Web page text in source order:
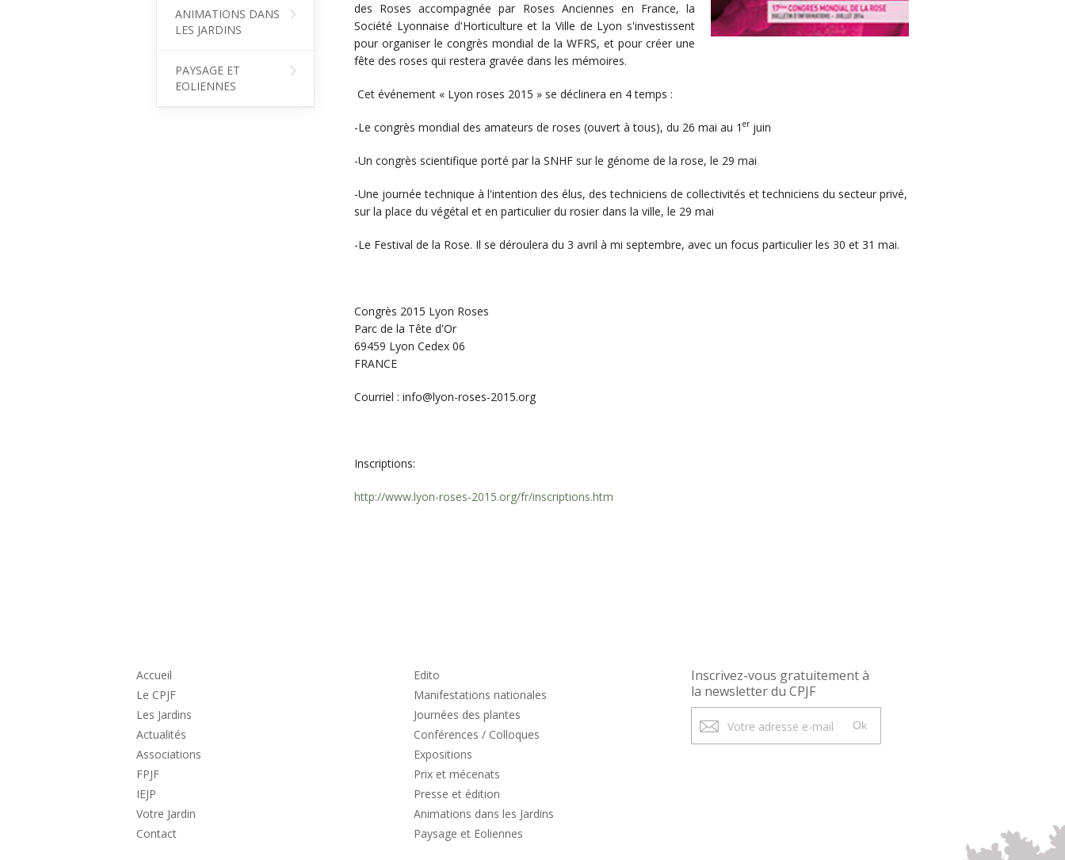
ANIMATIONS DANS
LES JARDINS
PAYSAGE ET
EOLIENNES
des Roses accompagnée par Roses Anciennes en France, la
Société Lyonnaise d'Horticulture et la Ville de Lyon s'investissent
pour organiser le congrès mondial de la WFRS, et pour créer une
fête des roses qui restera gravée dans les mémoires.
Cet événement « Lyon roses 2015 » se déclinera en 4 temps :
-Le congrès mondial des amateurs de roses (ouvert à tous), du 26 mai au 1 er juin
-Un congrès scientifique porté par la SNHF sur le génome de la rose, le 29 mai
-Une journée technique à l'intention des élus, des techniciens de collectivités et techniciens du secteur privé,
sur la place du végétal et en particulier du rosier dans la ville, le 29 mai
-Le Festival de la Rose. Il se déroulera du 3 avril à mi septembre, avec un focus particulier les 30 et 31 mai.
Congrès 2015 Lyon Roses
Parc de la Tête d'Or
69459 Lyon Cedex 06
FRANCE
Courriel : info@lyon-roses-2015.org
Inscriptions:
http://www.lyon-roses-2015.org/fr/inscriptions.htm
Accueil
Le CPJF
Les Jardins
Actualités
Associations
FPJF
IEJP
Votre Jardin
Contact
Edito
Manifestations nationales
Journées des plantes
Conférences / Colloques
Expositions
Prix et mécenats
Presse et édition
Animations dans les Jardins
Paysage et Eoliennes
Inscrivez-vous gratuitement à
la newsletter du CPJF
Ok